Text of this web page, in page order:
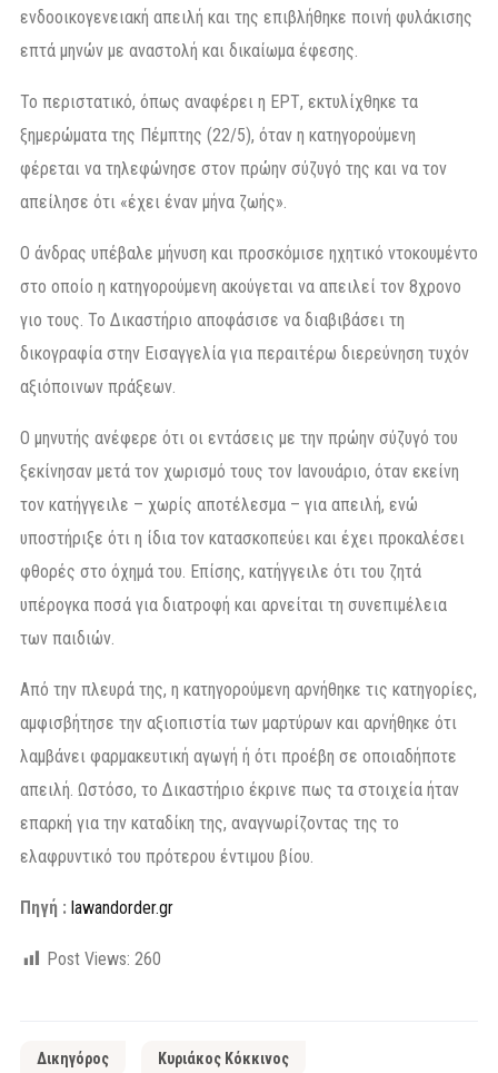
ενδοοικογενειακή απειλή και της επιβλήθηκε ποινή φυλάκισης
επτά μηνών με αναστολή και δικαίωμα έφεσης.
Το περιστατικό, όπως αναφέρει η ΕΡΤ, εκτυλίχθηκε τα
ξημερώματα της Πέμπτης (22/5), όταν η κατηγορούμενη
φέρεται να τηλεφώνησε στον πρώην σύζυγό της και να τον
απείλησε ότι «έχει έναν μήνα ζωής».
Ο άνδρας υπέβαλε μήνυση και προσκόμισε ηχητικό ντοκουμέντο
στο οποίο η κατηγορούμενη ακούγεται να απειλεί τον 8χρονο
γιο τους. Το Δικαστήριο αποφάσισε να διαβιβάσει τη
δικογραφία στην Εισαγγελία για περαιτέρω διερεύνηση τυχόν
αξιόποινων πράξεων.
Ο μηνυτής ανέφερε ότι οι εντάσεις με την πρώην σύζυγό του
ξεκίνησαν μετά τον χωρισμό τους τον Ιανουάριο, όταν εκείνη
τον κατήγγειλε – χωρίς αποτέλεσμα – για απειλή, ενώ
υποστήριξε ότι η ίδια τον κατασκοπεύει και έχει προκαλέσει
φθορές στο όχημά του. Επίσης, κατήγγειλε ότι του ζητά
υπέρογκα ποσά για διατροφή και αρνείται τη συνεπιμέλεια
των παιδιών.
Από την πλευρά της, η κατηγορούμενη αρνήθηκε τις κατηγορίες,
αμφισβήτησε την αξιοπιστία των μαρτύρων και αρνήθηκε ότι
λαμβάνει φαρμακευτική αγωγή ή ότι προέβη σε οποιαδήποτε
απειλή. Ωστόσο, το Δικαστήριο έκρινε πως τα στοιχεία ήταν
επαρκή για την καταδίκη της, αναγνωρίζοντας της το
ελαφρυντικό του πρότερου έντιμου βίου.
Πηγή : lawandorder.gr
Post Views: 260
Δικηγόρος Κυριάκος Κόκκινος